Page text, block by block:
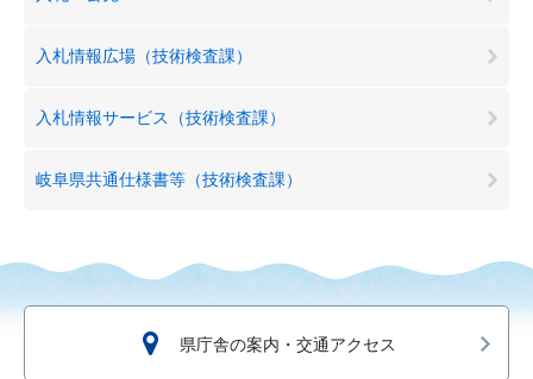
入札情報広場（技術検査課）
入札情報サービス（技術検査課）
岐阜県共通仕様書等（技術検査課）
県庁舎の案内・交通アクセス